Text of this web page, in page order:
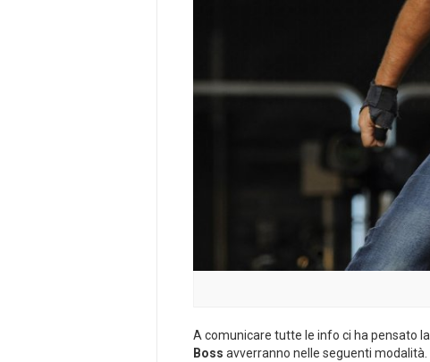
A comunicare tutte le info ci ha pensato la
Boss avverranno nelle seguenti modalità.